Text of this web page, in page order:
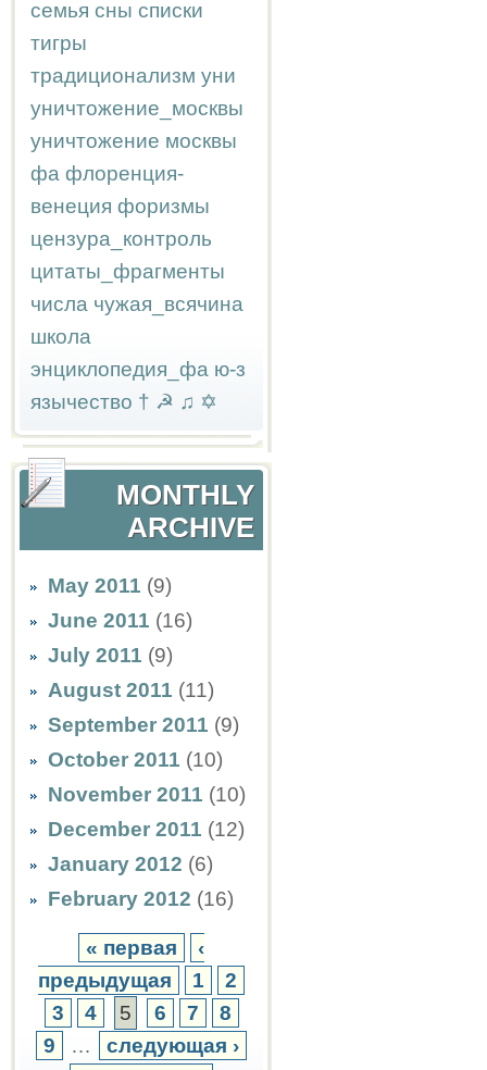
семья сны списки
тигры
традиционализм уни
уничтожение_москвы
уничтожение москвы
фа флоренция-
венеция форизмы
цензура_контроль
цитаты_фрагменты
числа чужая_всячина
школа
энциклопедия_фа ю-з
язычество † ☭ ♫ ✡
MONTHLY
ARCHIVE
May 2011 (9)
June 2011 (16)
July 2011 (9)
August 2011 (11)
September 2011 (9)
October 2011 (10)
November 2011 (10)
December 2011 (12)
January 2012 (6)
February 2012 (16)
« первая
‹
предыдущая
1
2
3
4 5 6 7
8
9
…
следующая ›